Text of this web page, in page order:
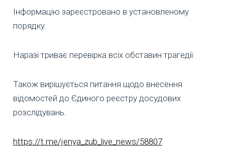
Інформацію зареєстровано в установленому
порядку.
Наразі триває перевірка всіх обставин трагедії.
Також вирішується питання щодо внесення
відомостей до Єдиного реєстру досудових
розслідувань.
https://t.me/jenya_zub_live_news/58807